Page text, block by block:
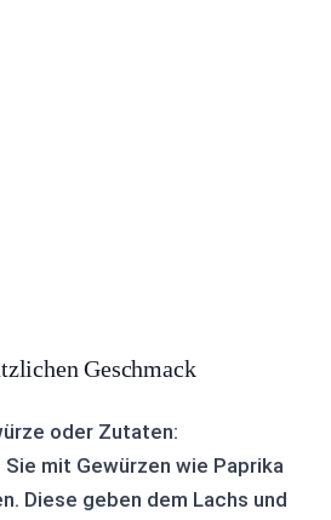
Geschmack
oder Zutaten:
mit Gewürzen wie Paprika
Diese geben dem Lachs und